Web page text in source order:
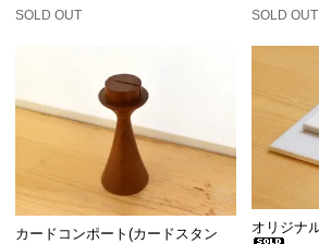
SOLD OUT SOLD OUT
カードコンポート(カードスタン
オリジナ